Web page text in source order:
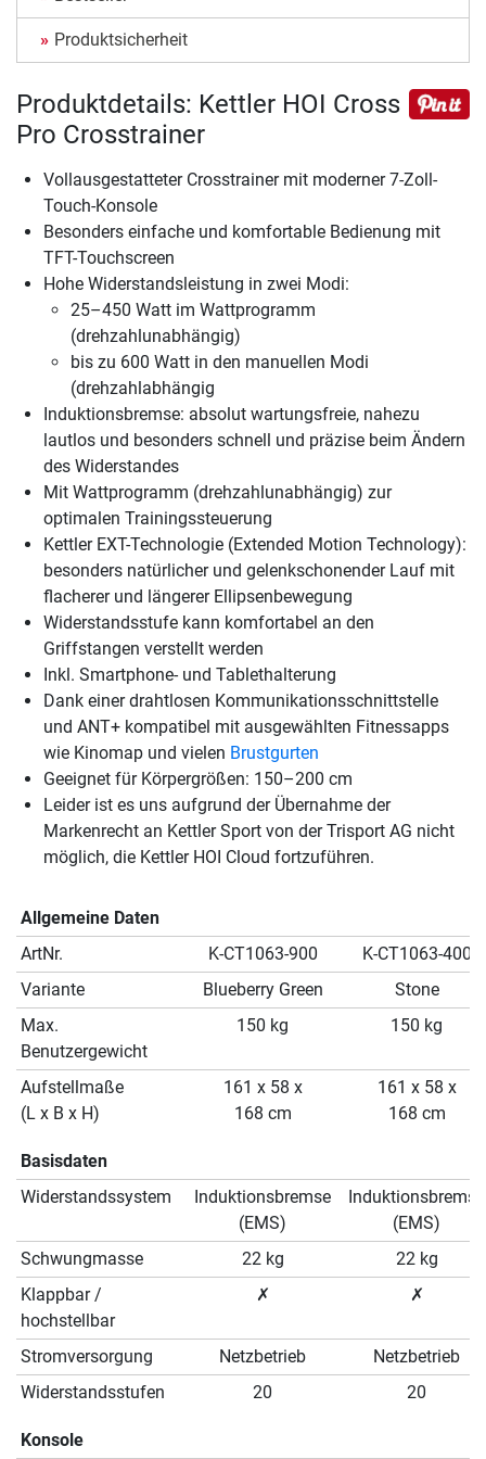
Produktsicherheit
Produktdetails: Kettler HOI Cross
Pro Crosstrainer
Vollausgestatteter Crosstrainer mit moderner 7-Zoll-
Touch-Konsole
Besonders einfache und komfortable Bedienung mit
TFT-Touchscreen
Hohe Widerstandsleistung in zwei Modi:
25–450 Watt im Wattprogramm
(drehzahlunabhängig)
bis zu 600 Watt in den manuellen Modi
(drehzahlabhängig
Induktionsbremse: absolut wartungsfreie, nahezu
lautlos und besonders schnell und präzise beim Ändern
des Widerstandes
Mit Wattprogramm (drehzahlunabhängig) zur
optimalen Trainingssteuerung
Kettler EXT-Technologie (Extended Motion Technology):
besonders natürlicher und gelenkschonender Lauf mit
flacherer und längerer Ellipsenbewegung
Widerstandsstufe kann komfortabel an den
Griffstangen verstellt werden
Inkl. Smartphone- und Tablethalterung
Dank einer drahtlosen Kommunikationsschnittstelle
und ANT+ kompatibel mit ausgewählten Fitnessapps
wie Kinomap und vielen Brustgurten
Geeignet für Körpergrößen: 150–200 cm
Leider ist es uns aufgrund der Übernahme der
Markenrecht an Kettler Sport von der Trisport AG nicht
möglich, die Kettler HOI Cloud fortzuführen.
Allgemeine Daten
ArtNr.
K-CT1063-900
K-CT1063-400
Variante
Blueberry Green
Stone
Max.
Benutzergewicht
150 kg 150 kg
Aufstellmaße
(L x B x H)
161 x 58 x
168 cm
161 x 58 x
168 cm
Basisdaten
Widerstandssystem
Induktionsbremse
(EMS)
Induktionsbremse
(EMS)
Schwungmasse
22 kg
22 kg
Klappbar /
hochstellbar
✗ ✗
Stromversorgung Netzbetrieb
Netzbetrieb
Widerstandsstufen
20 20
Konsole